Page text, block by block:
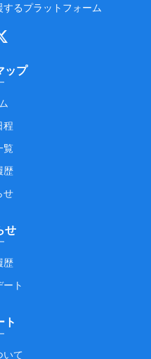
るプラットフォーム
ップ
程
覧
歴
せ
せ
歴
ト
ト
いて